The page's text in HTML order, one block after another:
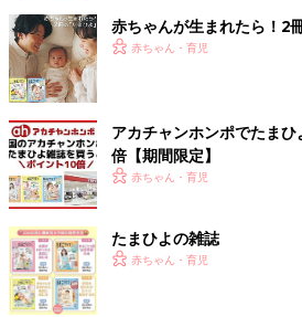
赤ちゃんが生まれたら！2
赤ちゃん・育児
アカチャンホンポでたま
倍【期間限定】
赤ちゃん・育児
たまひよの雑誌
赤ちゃん・育児